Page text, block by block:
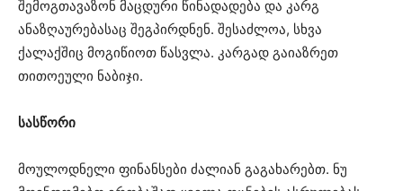
შემოგთავაზონ მაცდური წინადადება და კარგ
ანაზღაურებასაც შეგპირდნენ. შესაძლოა, სხვა
ქალაქშიც მოგიწიოთ წასვლა. კარგად გაიაზრეთ
თითოეული ნაბიჯი.
სასწორი
მოულოდნელი ფინანსები ძალიან გაგახარებთ. ნუ